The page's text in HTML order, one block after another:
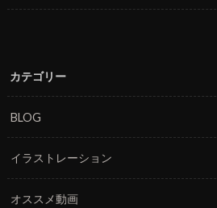
カテゴリー
BLOG
イラストレーション
オススメ動画